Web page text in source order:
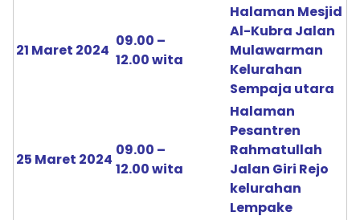
21 Maret 2024
09.00 –
12.00 wita
Halaman Mesjid
Al-Kubra Jalan
Mulawarman
Kelurahan
Sempaja utara
25 Maret 2024
09.00 –
12.00 wita
Halaman
Pesantren
Rahmatullah
Jalan Giri Rejo
kelurahan
Lempake